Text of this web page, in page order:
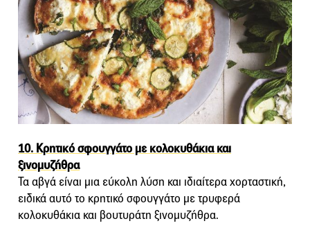
10. Κρητικό σφουγγάτο με κολοκυθάκια και
ξινομυζήθρα
Τα αβγά είναι μια εύκολη λύση και ιδιαίτερα χορταστική,
ειδικά αυτό το κρητικό σφουγγάτο με τρυφερά
κολοκυθάκια και βουτυράτη ξινομυζήθρα.